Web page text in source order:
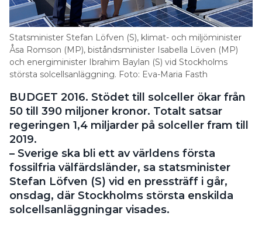
Om tidningen
Kontakt
Information om GDPR
Search for:
SEARCH
Statsminister Stefan Löfven (S), klimat- och miljöminister
Åsa Romson (MP), biståndsminister Isabella Löven (MP)
och energiminister Ibrahim Baylan (S) vid Stockholms
största solcellsanläggning. Foto: Eva-Maria Fasth
BUDGET 2016. Stödet till solceller ökar från
50 till 390 miljoner kronor. Totalt satsar
regeringen 1,4 miljarder på solceller fram till
2019.
– Sverige ska bli ett av världens första
fossilfria välfärdsländer, sa statsminister
Stefan Löfven (S) vid en pressträff i går,
onsdag, där Stockholms största enskilda
solcellsanläggningar visades.